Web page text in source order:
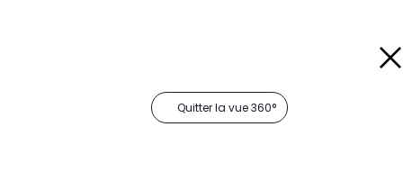
Quitter la vue 360°